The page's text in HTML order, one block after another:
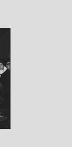
diretta
di